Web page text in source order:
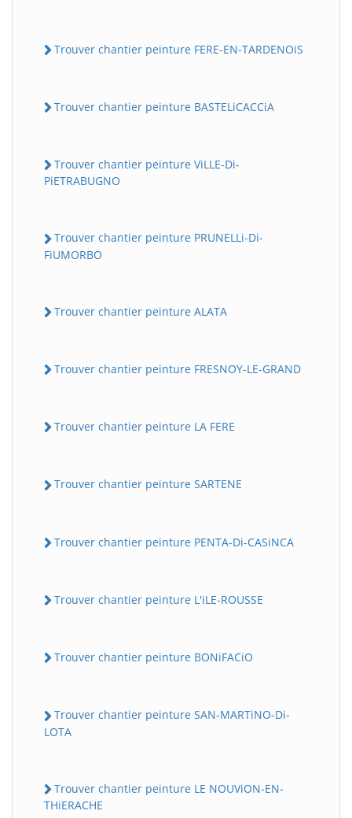
Trouver chantier peinture FERE-EN-TARDENOiS
Trouver chantier peinture BASTELiCACCiA
Trouver chantier peinture ViLLE-Di-
PiETRABUGNO
Trouver chantier peinture PRUNELLi-Di-
FiUMORBO
Trouver chantier peinture ALATA
Trouver chantier peinture FRESNOY-LE-GRAND
Trouver chantier peinture LA FERE
Trouver chantier peinture SARTENE
Trouver chantier peinture PENTA-Di-CASiNCA
Trouver chantier peinture L'iLE-ROUSSE
Trouver chantier peinture BONiFACiO
Trouver chantier peinture SAN-MARTiNO-Di-
LOTA
Trouver chantier peinture LE NOUViON-EN-
THiERACHE